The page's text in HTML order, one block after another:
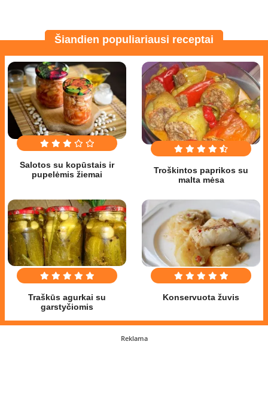
Šiandien populiariausi receptai
Salotos su kopūstais ir
pupelėmis žiemai
Troškintos paprikos su
malta mėsa
Traškūs agurkai su
garstyčiomis
Konservuota žuvis
Reklama